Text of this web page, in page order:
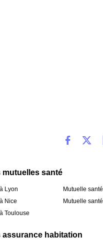
mutuelles santé
Lyon
Nice
Toulouse
Mutuelle
Mutuelle
assurance habitation